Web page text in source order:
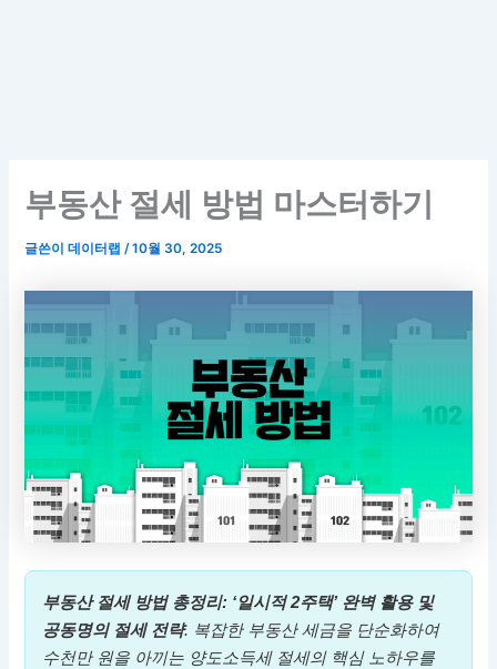
부동산 절세 방법 마스터하기
글쓴이데이터랩/10월 30, 2025
부동산 절세 방법 총정리: ‘일시적 2주택’ 완벽 활용 및
공동명의 절세 전략. 복잡한 부동산 세금을 단순화하여
수천만 원을 아끼는 양도소득세 절세의 핵심 노하우를